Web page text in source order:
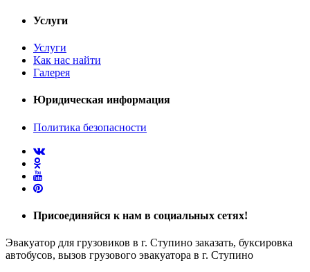
Услуги
Услуги
Как нас найти
Галерея
Юридическая информация
Политика безопасности
Присоединяйся к нам в социальных сетях!
Эвакуатор для грузовиков в г. Ступино заказать, буксировка
автобусов, вызов грузового эвакуатора в г. Ступино